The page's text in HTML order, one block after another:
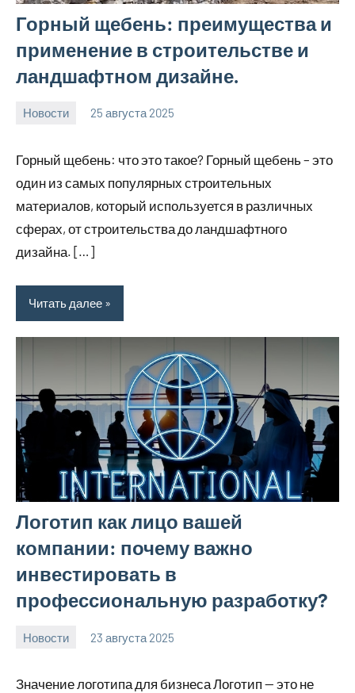
Горный щебень: преимущества и
применение в строительстве и
ландшафтном дизайне.
Новости 25 августа 2025
Горный щебень: что это такое? Горный щебень – это
один из самых популярных строительных
материалов, который используется в различных
сферах, от строительства до ландшафтного
дизайна. […]
Читать далее
Логотип как лицо вашей
компании: почему важно
инвестировать в
профессиональную разработку?
Новости 23 августа 2025
Значение логотипа для бизнеса Логотип — это не